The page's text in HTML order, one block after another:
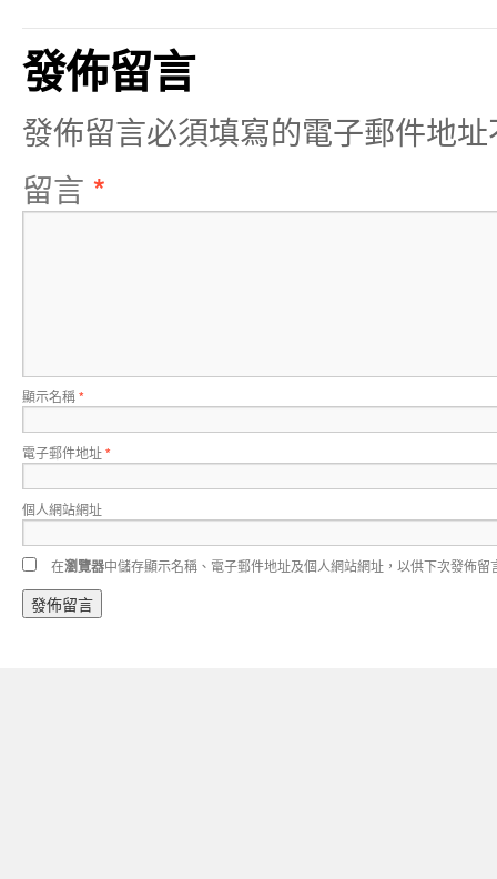
發佈留言
發佈留言必須填寫的電子郵件地
留言 *
顯示名稱*
電子郵件地址*
個人網站網址
在瀏覽器中儲存顯示名稱、電子郵件地址及個人網站網址，以供下次發佈留